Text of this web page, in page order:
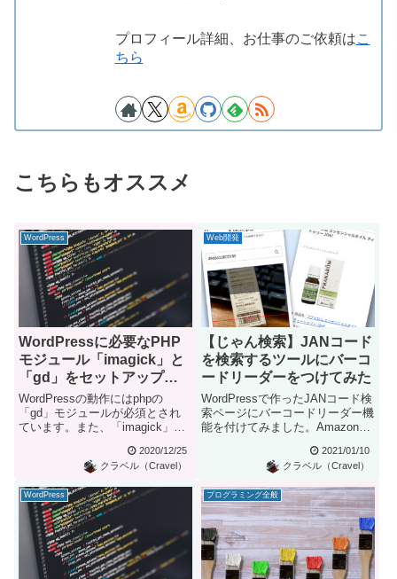
プロフィール詳細、お仕事のご依頼はこ
ちら
こちらもオススメ
WordPress
WordPressに必要なPHP
モジュール「imagick」と
「gd」をセットアップす
る
WordPressの動作にはphpの
「gd」モジュールが必須とされ
ています。また、「imagick」モ
2020/12/25
クラベル（Cravel）
Web開発
【じゃん検索】JANコード
を検索するツールにバーコ
ードリーダーをつけてみた
WordPressで作ったJANコード検
索ページにバーコードリーダー機
能を付けてみました。Amazon
2021/01/10
クラベル（Cravel）
WordPress プログラミング全般